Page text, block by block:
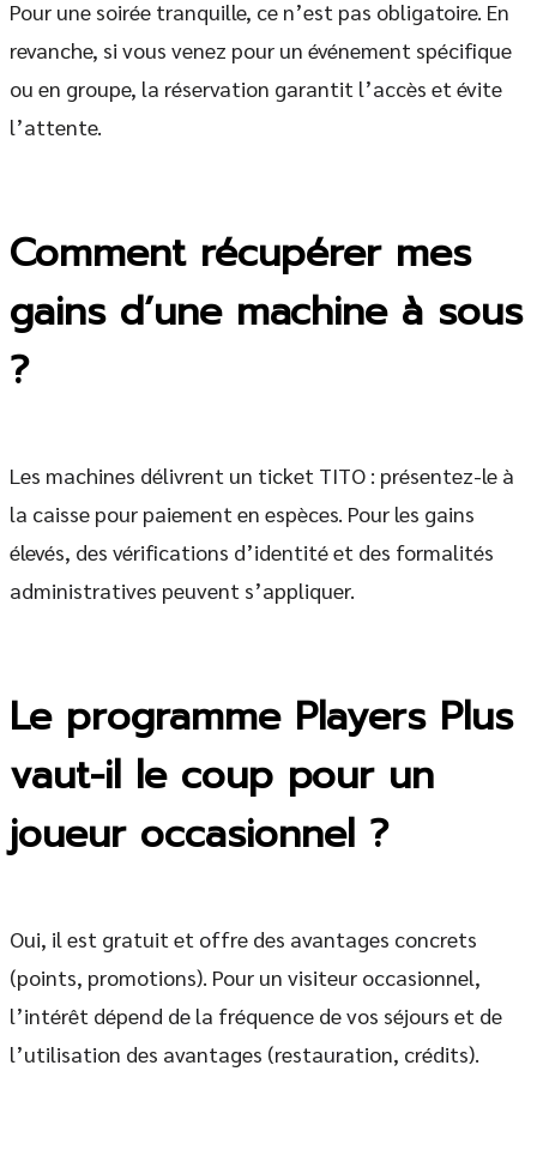
Pour une soirée tranquille, ce n’est pas obligatoire. En
revanche, si vous venez pour un événement spécifique
ou en groupe, la réservation garantit l’accès et évite
l’attente.
Comment récupérer mes
gains d’une machine à sous
?
Les machines délivrent un ticket TITO : présentez-le à
la caisse pour paiement en espèces. Pour les gains
élevés, des vérifications d’identité et des formalités
administratives peuvent s’appliquer.
Le programme Players Plus
vaut-il le coup pour un
joueur occasionnel ?
Oui, il est gratuit et offre des avantages concrets
(points, promotions). Pour un visiteur occasionnel,
l’intérêt dépend de la fréquence de vos séjours et de
l’utilisation des avantages (restauration, crédits).